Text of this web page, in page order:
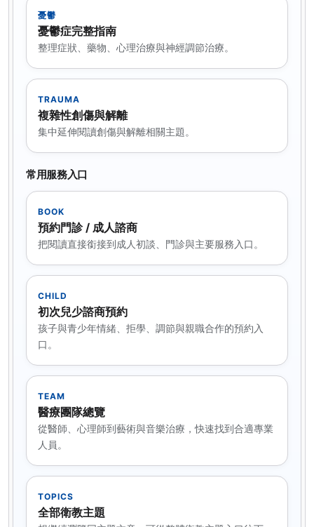
憂鬱
憂鬱症完整指南
整理症狀、藥物、心理治療與神經調節治療。
TRAUMA
複雜性創傷與解離
集中延伸閱讀創傷與解離相關主題。
常用服務入口
BOOK
預約門診 / 成人諮商
把閱讀直接銜接到成人初談、門診與主要服務入口。
CHILD
初次兒少諮商預約
孩子與青少年情緒、拒學、調節與親職合作的預約入
口。
TEAM
醫療團隊總覽
從醫師、心理師到藝術與音樂治療，快速找到合適專業
人員。
TOPICS
全部衛教主題